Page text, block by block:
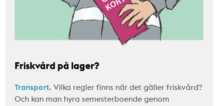
Friskvård på lager?
Transport. Vilka regler finns när det gäller friskvård?
Och kan man hyra semesterboende genom